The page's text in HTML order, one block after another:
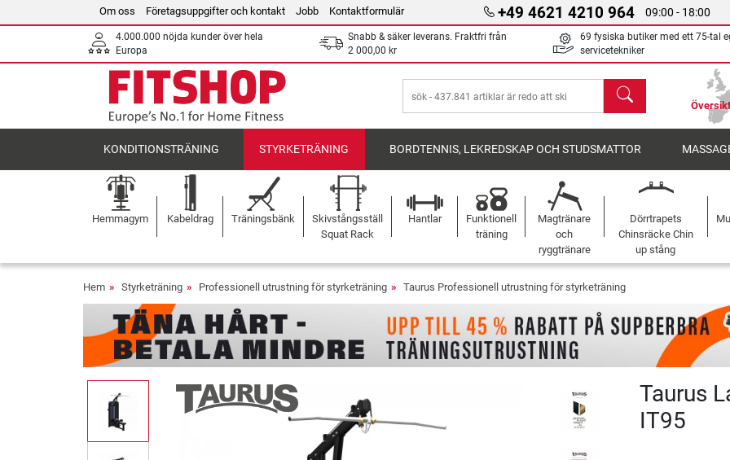
Om oss Företagsuppgifter och kontakt Jobb Kontaktformulär +49 4621 4210 964 09:00 - 18:00
4.000.000 nöjda kunder över hela
Europa
Snabb & säker leverans. Fraktfri från
2 000,00 kr
69 fysiska butiker med ett 75-tal
servicetekniker
sök
KONDITIONSTRÄNING STYRKETRÄNING BORDTENNIS, LEKREDSKAP OCH STUDSMATTOR
Hemmagym Kabeldrag Träningsbänk
Skivstångsställ
Squat Rack
Hantlar
Funktionell
träning
Magtränare
och
ryggtränare
Dörrtrapets
Chinsräcke Chin
up stång
Hem Styrketräning Professionell utrustning för styrketräning Taurus Professionell utrustning för styrketräning
Taurus
IT95